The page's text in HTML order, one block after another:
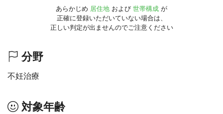
あらかじめ 居住地 および 世帯構成 が
正確に登録いただいていない場合は、
正しい判定が出ませんのでご注意ください
分野
不妊治療
対象年齢